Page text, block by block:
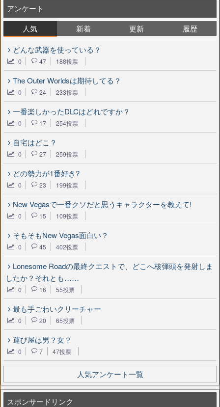
アンケート
人気
新着 更新 履歴
どんな武器を使っている？
0 47 188投票
The Outer Worldsは期待してる？
0 24 233投票
一番楽しかったDLCはどれですか？
0 17 254投票
自宅はどこ？
0 27 259投票
どの勢力が1番好き?
0 23 199投票
New Vegasで一番クソだと思うキャラクターを教えて!
0 15 109投票
そもそもNew Vegas面白い？
0 45 402投票
Lonesome Roadの最終クエストで、どこへ核弾頭を発射しま
したか？それとも……
0 16 55投票
最も手ごわいクリーチャー
0 20 65投票
運び屋は男？女？
0 7 47投票
人気アンケート一覧
スポンサードリンク